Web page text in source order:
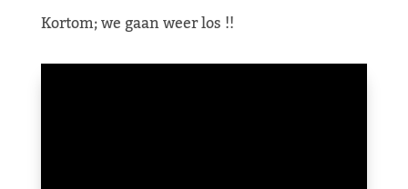
Kortom; we gaan weer los !!